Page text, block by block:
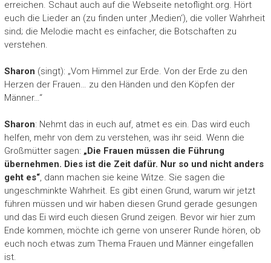
erreichen. Schaut auch auf die Webseite netoflight.org. Hört
euch die Lieder an (zu finden unter ‚Medien‘), die voller Wahrheit
sind; die Melodie macht es einfacher, die Botschaften zu
verstehen.
Sharon (singt): „Vom Himmel zur Erde. Von der Erde zu den
Herzen der Frauen… zu den Händen und den Köpfen der
Männer…“
Sharon: Nehmt das in euch auf, atmet es ein. Das wird euch
helfen, mehr von dem zu verstehen, was ihr seid. Wenn die
Großmütter sagen: „Die Frauen müssen die Führung
übernehmen. Dies ist die Zeit dafür. Nur so und nicht anders
geht es“, dann machen sie keine Witze. Sie sagen die
ungeschminkte Wahrheit. Es gibt einen Grund, warum wir jetzt
führen müssen und wir haben diesen Grund gerade gesungen
und das Ei wird euch diesen Grund zeigen. Bevor wir hier zum
Ende kommen, möchte ich gerne von unserer Runde hören, ob
euch noch etwas zum Thema Frauen und Männer eingefallen
ist.